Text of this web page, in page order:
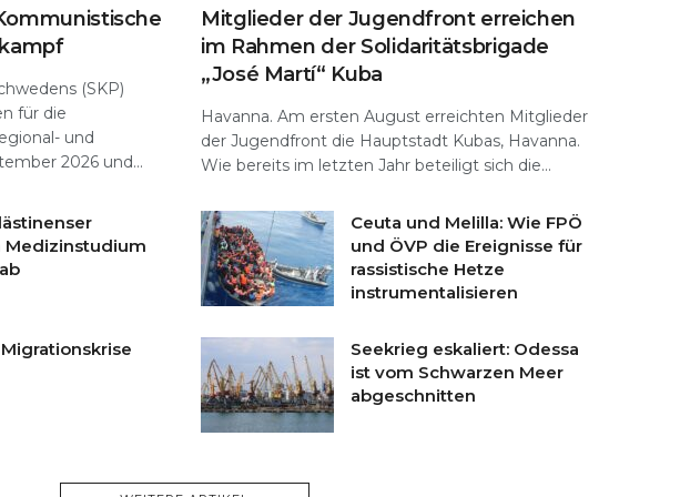
(SKP)
für die
und
2026 und...
Mitglieder der Jugendfront erreichen
im Rahmen der Solidaritätsbrigade
„José Martí“ Kuba
Havanna. Am ersten August erreichten Mitglieder
der Jugendfront die Hauptstadt Kubas, Havanna.
Wie bereits im letzten Jahr beteiligt sich die...
Medizinstudium
Ceuta und Melilla: Wie FPÖ
und ÖVP die Ereignisse für
rassistische Hetze
instrumentalisieren
Seekrieg eskaliert: Odessa
ist vom Schwarzen Meer
abgeschnitten